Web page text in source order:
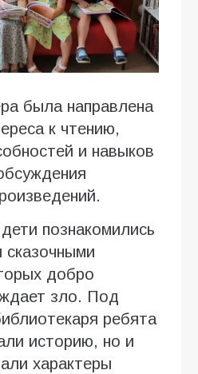
была направлена
к чтению,
и навыков
познакомились
сказочными
добро
зло. Под
ребята
историю, но и
характеры